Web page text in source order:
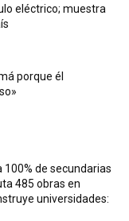
eléctrico; muestra
porque él
100% de secundarias
485 obras en
universidades: